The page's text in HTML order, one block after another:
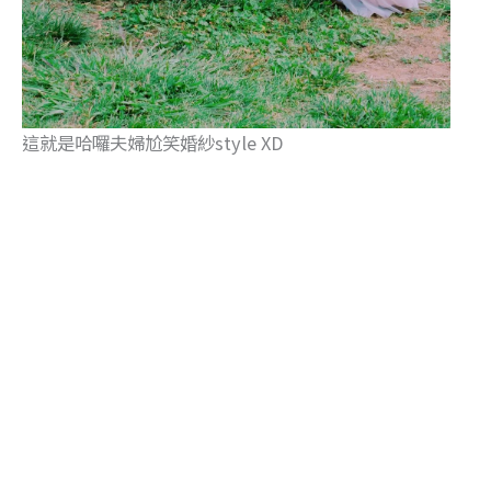
這就是哈囉夫婦尬笑婚紗style XD